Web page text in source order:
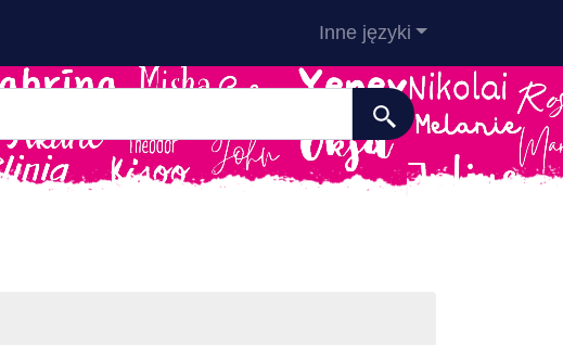
Inne języki